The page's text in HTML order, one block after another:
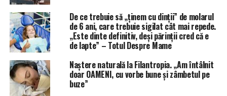
De ce trebuie să „ținem cu dinții” de molarul
de 6 ani, care trebuie sigilat cât mai repede.
„Este dinte definitiv, deși părinții cred că e
de lapte” – Totul Despre Mame
Naștere naturală la Filantropia. „Am întâlnit
doar OAMENI, cu vorbe bune și zâmbetul pe
buze”